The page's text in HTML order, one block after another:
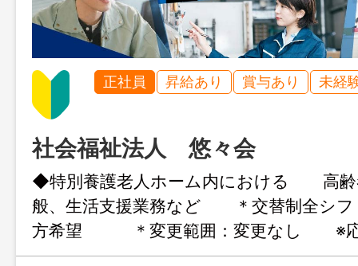
正社員 昇給あり 賞与あり 未経
社会福祉法人 悠々会
◆特別養護老人ホーム内における 高齢
般、生活支援業務など ＊交替制全シフ
方希望 ＊変更範囲：変更なし ※応
ワークの紹介状が必要です